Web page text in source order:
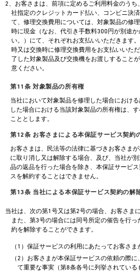
2、お客さまは、前項に定めるご利用料金のう
社指定のクレジットカード払い、コンビニ決
て、修理交換費用については、対象製品の修
時に現金（なお、代引き手数料300円が別途
い。）にて、それぞれお支払いいただきます
時又は交換時に修理交換費用をお支払いいた
了した対象製品及び交換機をお渡しすること
意ください。
第11条 対象製品の所有権
当社において対象製品を修理した場合におけ
した場合における当該対象製品の所有権は、
こととします。
第12条 お客さまによる本保証サービス契約
お客さまは、民法等の法律に基づきお客さま
に取り消し又は解除する場合、及び、当社が
品の返品を行った場合を除き、本保証サービ
スを解約することはできません。
第13条 当社による本保証サービス契約の解
当社は、次の第1号又は第2号の場合、お客さま
また、第3号の場合には同号所定の催告を行
約を解除することができます。
（1）保証サービスの利用にあたってお客さ
（2）お客さまが本保証サービスの依頼の際
て重要な事実（第8条各号に列挙されている